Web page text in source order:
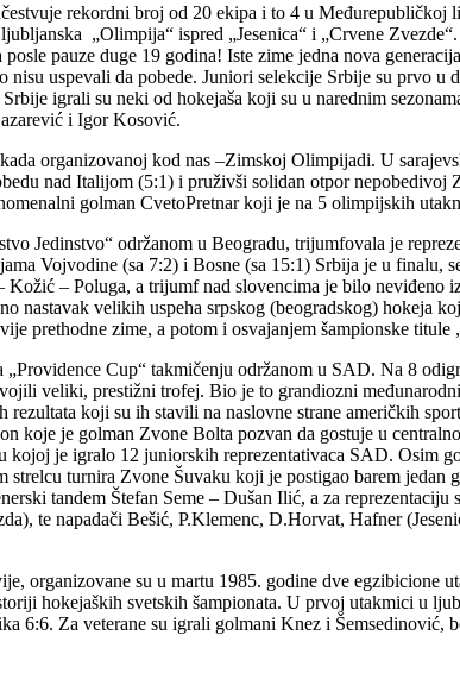
rekordni broj od 20 ekipa i to 4 u
„Olimpija“ ispred „Jesenica“ i „Crvene
pauze duge 19 godina! Iste zime jedna nova
uspevali da pobede. Juniori selekcije Srbije su prvo
igrali su neki od hokejaša koji su u narednim
i Igor Kosović.
organizovanoj kod nas –Zimskoj Olimpijadi. U
nad Italijom (5:1) i pruživši solidan otpor
golman CvetoPretnar koji je na 5 olimpijskih
Jedinstvo“ održanom u Beogradu, trijumfovala je
Vojvodine (sa 7:2) i Bosne (sa 15:1) Srbija je u finalu,
– Poluga, a trijumf nad slovencima je bilo neviđeno
velikih uspeha srpskog (beogradskog) hokeja
prethodne zime, a potom i osvajanjem šampionske titule
Cup“ takmičenju održanom u SAD. Na 8
veliki, prestižni trofej. Bio je to grandiozni
koji su ih stavili na naslovne strane američkih
koje je golman Zvone Bolta pozvan da gostuje u
kojoj je igralo 12 juniorskih reprezentativaca SAD. Osim
turnira Zvone Šuvaku koji je postigao barem
tandem Štefan Seme – Dušan Ilić, a za
te napadači Bešić, P.Klemenc, D.Horvat, Hafner
organizovane su u martu 1985. godine dve egzibicione
hokejaških svetskih šampionata. U prvoj utakmici u
6:6. Za veterane su igrali golmani Knez i